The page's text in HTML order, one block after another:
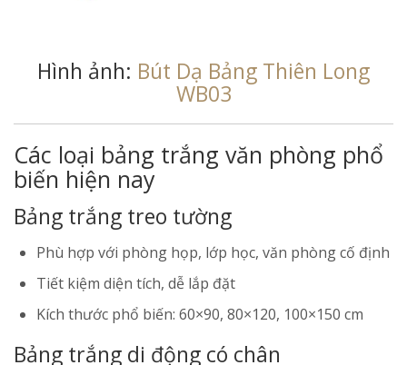
Hình ảnh: Bút Dạ Bảng Thiên Long
WB03
Các loại bảng trắng văn phòng phổ
biến hiện nay
Bảng trắng treo tường
Phù hợp với phòng họp, lớp học, văn phòng cố định
Tiết kiệm diện tích, dễ lắp đặt
Kích thước phổ biến: 60×90, 80×120, 100×150 cm
Bảng trắng di động có chân